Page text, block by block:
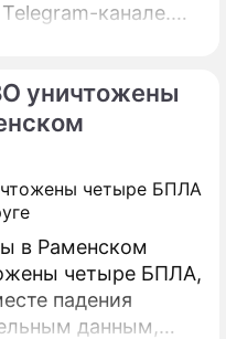
канале.
округах
уничтожены
в Раменском
четыре БПЛА,
падения
данным,